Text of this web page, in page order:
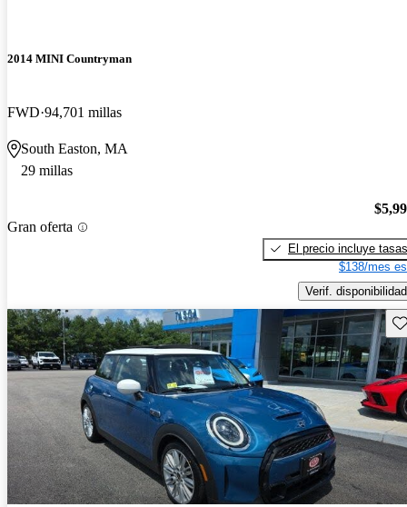
2014 MINI Countryman
FWD 94,701 millas
South Easton, MA
29 millas
Gran oferta
El precio incluye tasas
$138/mes
Verif. disponibilidad